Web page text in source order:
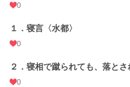
0
１．寝言〈水都〉
0
２．寝相で蹴られても、落とさ
0